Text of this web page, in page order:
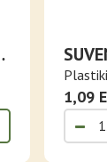
1,09